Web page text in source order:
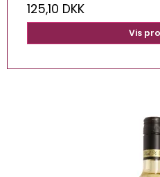
125,10 DKK
Vis